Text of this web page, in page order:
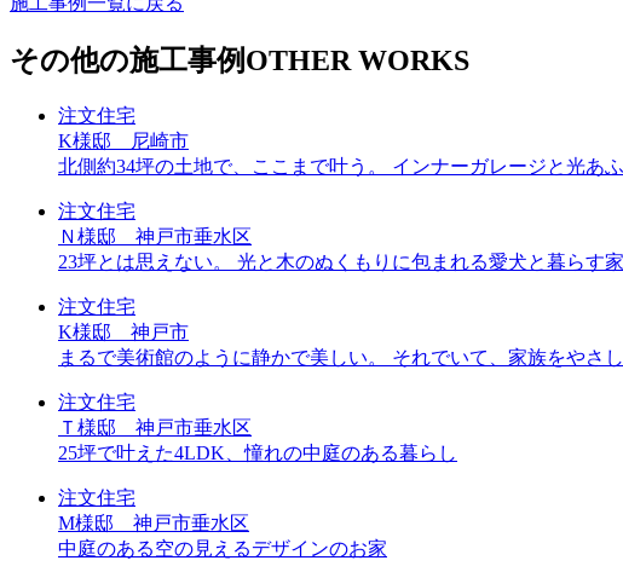
その他の施工事例OTHER WORKS
注文住宅
K様邸 尼崎市
北側約34坪の土地で、ここまで叶う。 インナーガレージと光あ
注文住宅
Ｎ様邸 神戸市垂水区
23坪とは思えない。 光と木のぬくもりに包まれる愛犬と暮らす家
注文住宅
K様邸 神戸市
まるで美術館のように静かで美しい。 それでいて、家族をやさし
注文住宅
Ｔ様邸 神戸市垂水区
25坪で叶えた4LDK、憧れの中庭のある暮らし
注文住宅
M様邸 神戸市垂水区
中庭のある空の見えるデザインのお家